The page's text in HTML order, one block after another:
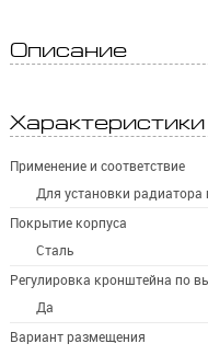
Описание
Характеристики
Применение и соответствие
Для установки радиатора
Покрытие корпуса
Сталь
Регулировка кронштейна по
Да
Вариант размещения